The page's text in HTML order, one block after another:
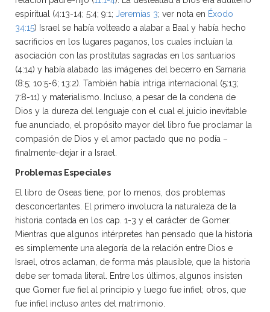
espiritual (4:13-14; 5:4; 9:1; Jeremías 3; ver nota en Éxodo
34:15) Israel se había volteado a alabar a Baal y había hecho
sacrificios en los lugares paganos, los cuales incluían la
asociación con las prostitutas sagradas en los santuarios
(4:14) y había alabado las imágenes del becerro en Samaria
(8:5; 10:5-6; 13:2). También había intriga internacional (5:13;
7:8-11) y materialismo. Incluso, a pesar de la condena de
Dios y la dureza del lenguaje con el cual el juicio inevitable
fue anunciado, el propósito mayor del libro fue proclamar la
compasión de Dios y el amor pactado que no podía –
finalmente-dejar ir a Israel.
Problemas Especiales
El libro de Oseas tiene, por lo menos, dos problemas
desconcertantes. El primero involucra la naturaleza de la
historia contada en los cap. 1-3 y el carácter de Gomer.
Mientras que algunos intérpretes han pensado que la historia
es simplemente una alegoría de la relación entre Dios e
Israel, otros aclaman, de forma más plausible, que la historia
debe ser tomada literal. Entre los últimos, algunos insisten
que Gomer fue fiel al principio y luego fue infiel; otros, que
fue infiel incluso antes del matrimonio.